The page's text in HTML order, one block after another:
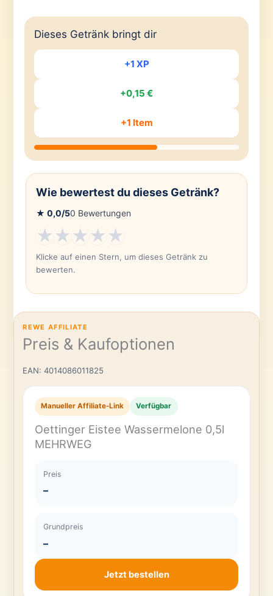
Dieses Getränk bringt dir
+1 XP
+0,15 €
+1 Item
Wie bewertest du dieses Getränk?
★ 0,0/50 Bewertungen
★★★★★
Klicke auf einen Stern, um dieses Getränk zu
bewerten.
REWE AFFILIATE
Preis & Kaufoptionen
EAN: 4014086011825
Manueller Affiliate-Link Verfügbar
Oettinger Eistee Wassermelone 0,5l
MEHRWEG
Preis
–
Grundpreis
–
Jetzt bestellen